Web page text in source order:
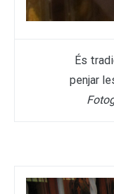
És
penjar